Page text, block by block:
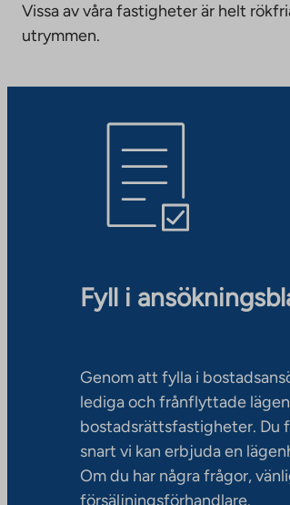
Vissa av våra fastigheter är helt
utrymmen.
Fyll i
Genom att fylla i
lediga och frånflyttade
bostadsrättsfastigheter. Du
snart vi kan erbjuda en
Om du har några frågor,
försäljningsförhandlare.